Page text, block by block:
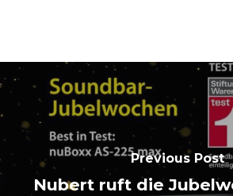
Previous Post
Nubert ruft die